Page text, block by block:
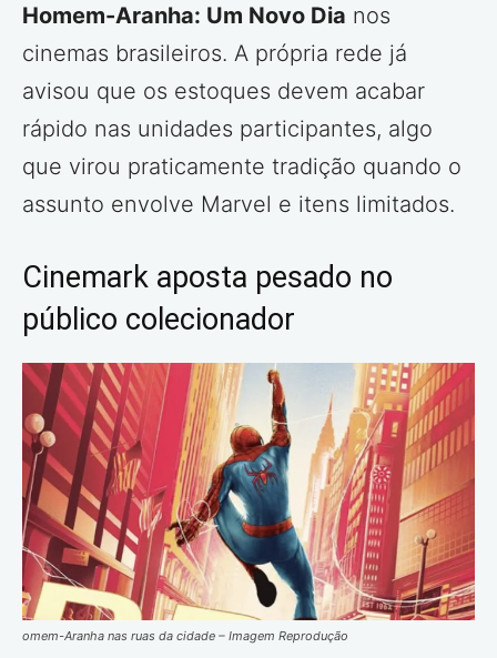
Homem-Aranha: Um Novo Dia nos
cinemas brasileiros. A própria rede já
avisou que os estoques devem acabar
rápido nas unidades participantes, algo
que virou praticamente tradição quando o
assunto envolve Marvel e itens limitados.
Cinemark aposta pesado no
público colecionador
omem-Aranha nas ruas da cidade – Imagem Reprodução